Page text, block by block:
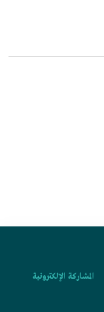
المشاركة الإلكترونية